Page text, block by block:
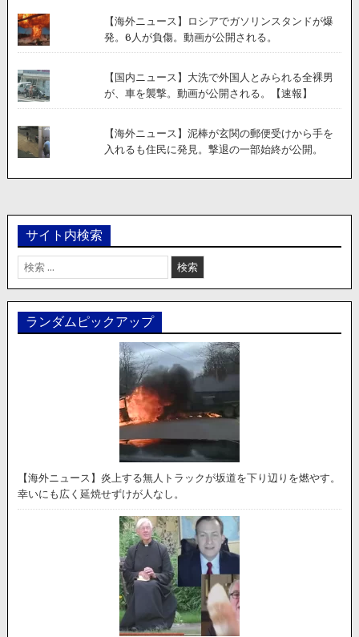
【海外ニュース】ロシアでガソリンスタンドが爆
発。6人が負傷。動画が公開される。
【国内ニュース】大洗で外国人とみられる全裸男
が、車を襲撃。動画が公開される。【速報】
【海外ニュース】泥棒が玄関の郵便受けから手を
入れるも住民に発見。撃退の一部始終が公開。
サイト内検索
検
索:
ランダムピックアップ
【海外ニュース】炎上する無人トラックが坂道を下り辺りを燃やす。
幸いにも広く延焼せずけが人なし。